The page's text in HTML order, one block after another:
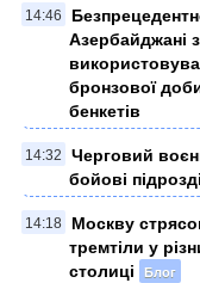
14:46
Азербайджані
бронзової
бенкетів
14:32
Черговий
бойові
14:18
Москву
тремтіли у
столиці
Блог